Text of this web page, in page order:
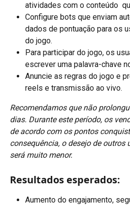
atividades com o conteúdo
Configure bots que enviam
dados de pontuação para os
do jogo.
Para participar do jogo, os
escrever uma palavra-chave
Anuncie as regras do jogo e
reels e transmissão ao vivo.
Recomendamos que não
dias. Durante este período, os
de acordo com os pontos
consequência, o desejo de outros
será muito menor.
Resultados esperados:
Aumento do engajamento,